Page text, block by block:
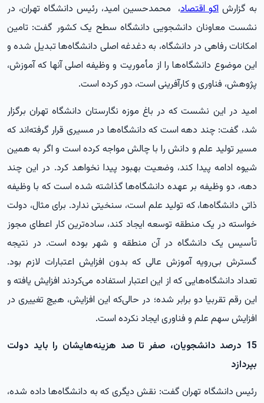
به گزارش اکو اقتصاد، محمدحسین امید، رئیس دانشگاه تهران، در
نشست معاونان دانشجویی دانشگاه سطح یک کشور گفت: تامین
امکانات رفاهی در دانشگاه، به دغدغه اصلی دانشگاه‌ها تبدیل شده و
این موضوع دانشگاه‌ها را از مأموریت و وظیفه اصلی آنها که آموزش،
پژوهش، فناوری و کارآفرینی است، دور کرده است.
امید در این نشست که در باغ موزه نگارستان دانشگاه تهران برگزار
شد، گفت: چند دهه است که دانشگاه‌ها در مسیری قرار گرفته‌اند که
مسیر تولید علم و دانش را با چالش مواجه کرده است و اگر به همین
شیوه ادامه پیدا کند، وضعیت بهبود پیدا نخواهد کرد. در این چند
دهه، دو وظیفه بر عهده دانشگاه‌ها گذاشته شده است که با وظیفه
ذاتی دانشگاه‌ها، که تولید علم است، سنخیتی ندارد. برای مثال، دولت
خواسته در یک منطقه توسعه ایجاد کند، ساده‌ترین کار اعطای مجوز
تأسیس یک دانشگاه در آن منطقه و شهر بوده است. در نتیجه
گسترش بی‌رویه آموزش عالی که بدون افزایش اعتبارات لازم بود.
تعداد دانشگاه‌هایی که از این اعتبار استفاده می‌کردند افزایش یافته و
این رقم تقربیا دو برابر شده؛ در حالی‌که این افزایش، هیچ تغییری در
افزایش سهم علم و فناوری ایجاد نکرده است.
15 درصد دانشجویان، صفر تا صد هزینه‌هایشان را باید دولت
بپردازد
رئیس دانشگاه تهران گفت: نقش دیگری که به دانشگاه‌ها داده شده،